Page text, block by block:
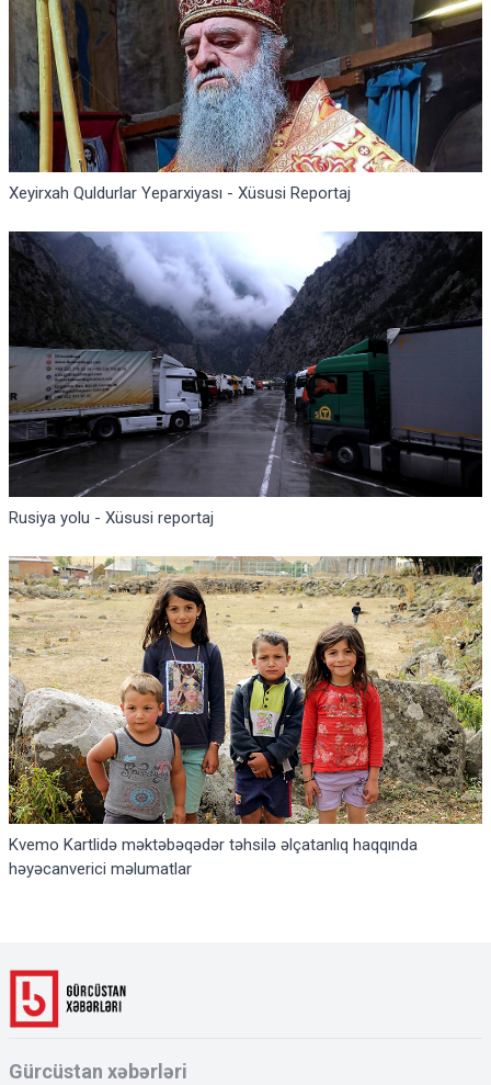
Xeyirxah Quldurlar Yeparxiyası - Xüsusi Reportaj
Rusiya yolu - Xüsusi reportaj
Kvemo Kartlidə məktəbəqədər təhsilə əlçatanlıq haqqında
həyəcanverici məlumatlar
Gürcüstan xəbərləri